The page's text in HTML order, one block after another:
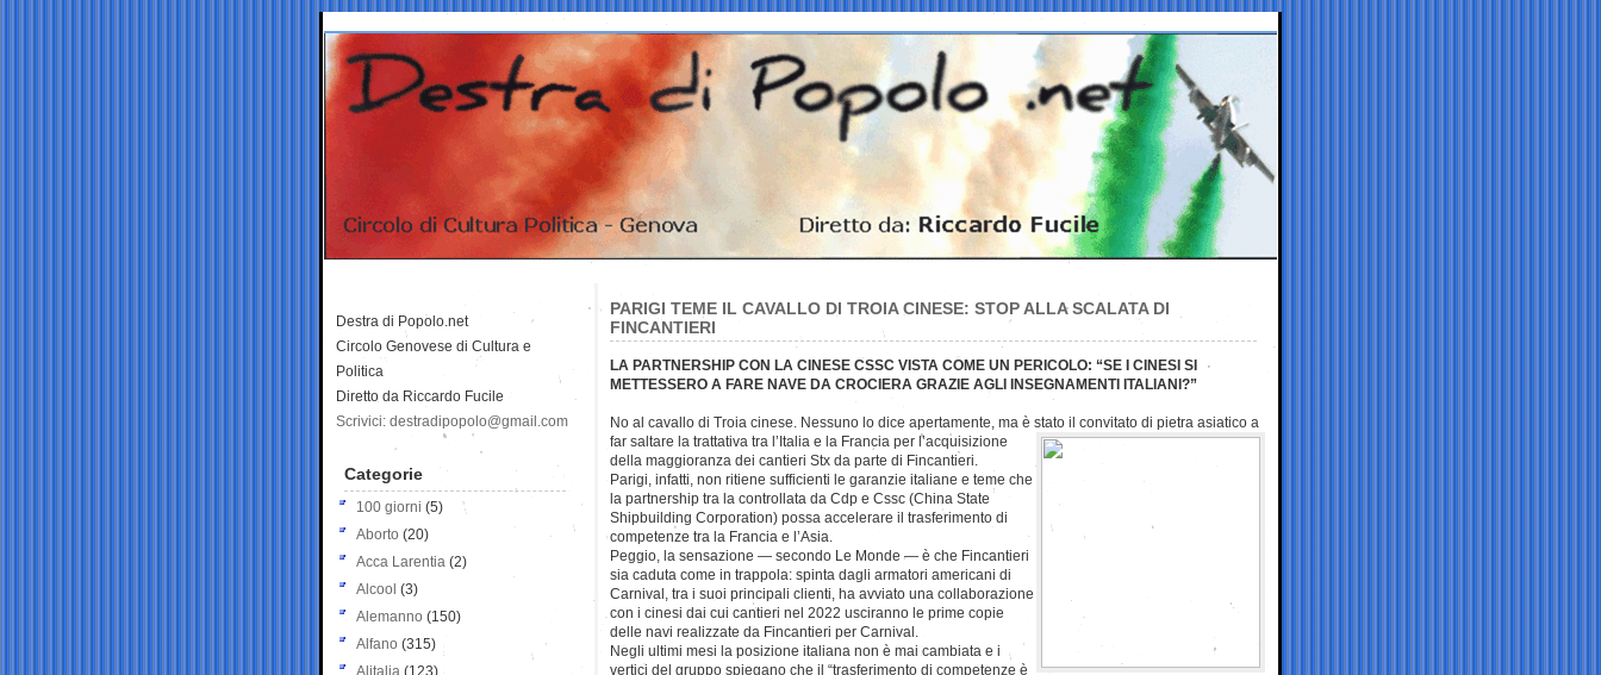
PARIGI TEME IL CAVALLO DI TROIA CINESE: STOP ALLA SCALATA DI
FINCANTIERI
LA PARTNERSHIP CON LA CINESE CSSC VISTA COME UN PERICOLO: “SE I CINESI SI
METTESSERO A FARE NAVE DA CROCIERA GRAZIE AGLI INSEGNAMENTI ITALIANI?”
No al cavallo di Troia cinese. Nessuno lo dice apertamente, ma è stato il convitato di pietra asiatico a
far saltare la trattativa tra l’Italia e la Francia per l’acquisizione
della maggioranza dei cantieri Stx da parte di Fincantieri.
Parigi, infatti, non ritiene sufficienti le garanzie italiane e teme che
la partnership tra la controllata da Cdp e Cssc (China State
Shipbuilding Corporation) possa accelerare il trasferimento di
competenze tra la Francia e l’Asia.
Peggio, la sensazione — secondo Le Monde — è che Fincantieri
sia caduta come in trappola: spinta dagli armatori americani di
Carnival, tra i suoi principali clienti, ha avviato una collaborazione
con i cinesi dai cui cantieri nel 2022 usciranno le prime copie
delle navi realizzate da Fincantieri per Carnival.
Negli ultimi mesi la posizione italiana non è mai cambiata e i
vertici del gruppo spiegano che il “trasferimento di competenze è
Destra di Popolo.net
Circolo Genovese di Cultura e
Politica
Diretto da Riccardo Fucile
Scrivici: destradipopolo@gmail.com
Categorie
100 giorni (5)
Aborto (20)
Acca Larentia (2)
Alcool (3)
Alemanno (150)
Alfano (315)
Alitalia (123)